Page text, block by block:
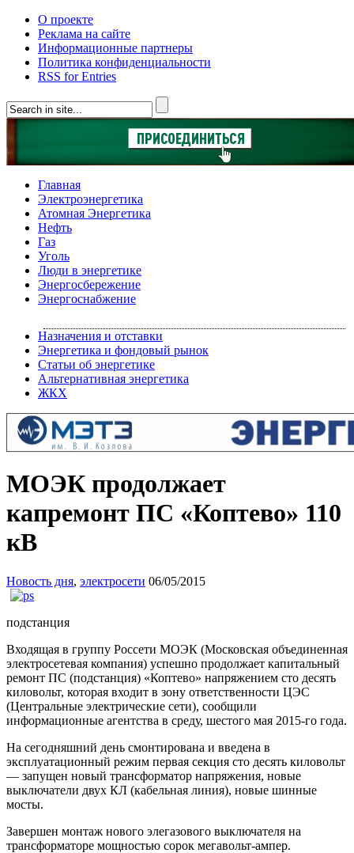
О проекте
Реклама на сайте
Информационные партнеры
Политика конфиденциальности
RSS for Entries
Главная
Электроэнергетика
Атомная Энергетика
Нефть
Газ
Уголь
Люди в энергетике
Энергосбережение
Энергоснабжение
Назначения и отставки
Энергетика и фондовый рынок
Статьи об энергетике
Альтернативная энергетика
ЖКХ
МОЭК продолжает
капремонт ПС «Коптево» 110
кВ
Новость дня, электросети 06/05/2015
подстанция
Входящая в группу Россети МОЭК (Московская объединенная
электросетевая компания) успешно продолжает капитальный
ремонт ПС (подстанция) «Коптево» напряжением сто десять
киловольт, которая входит в зону ответственности ЦЭС
(Центральные электрические сети), сообщили
информационные агентства в среду, шестого мая 2015-го года.
На сегодняшний день смонтирована и введена в
эксплуатационный режим первая секция сто десять киловольт
— запущен новый трансформатор напряжения, новые
выключатели двух КЛ (кабельная линия), новые шинные
мосты.
Завершен монтаж нового элегазового выключателя на
трансформаторе мощностью сорок мегавольт-ампер.